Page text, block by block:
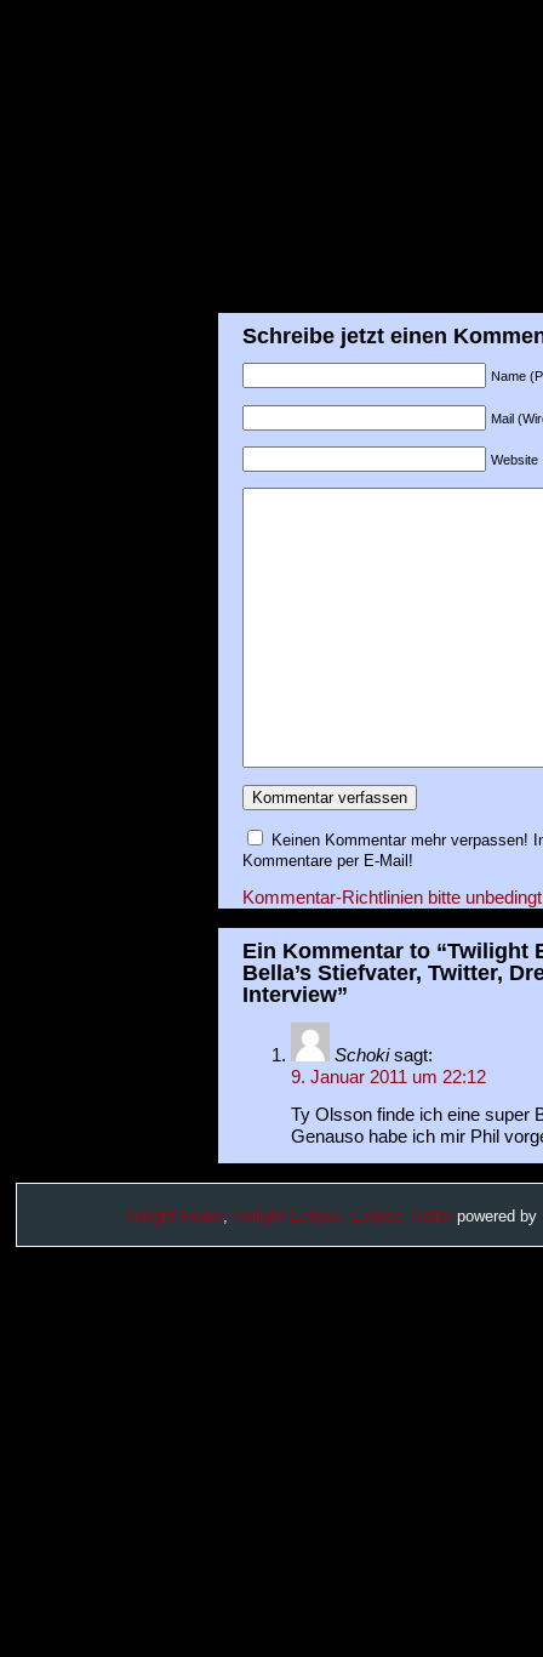
Schreibe jetzt einen
Name
Mail
Website
Keinen Kommentar mehr verpassen!
Kommentare per E-Mail!
Kommentar-Richtlinien bitte
Ein Kommentar to “Twilight
Bella’s Stiefvater, Twitter,
Interview”
Schoki sagt:
9. Januar 2011 um 22:12
Ty Olsson finde ich eine super
Genauso habe ich mir Phil
Twilight Fieber, Twilight Eclipse, Eclipse Trailer powered by